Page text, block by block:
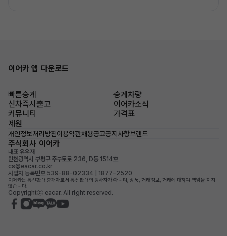
이어카 앱 다운로드
빠른승계
승계차량
신차즉시출고
이어카소식
커뮤니티
가격표
제원
개인정보처리방침이용약관채용공고공지사항브랜드
주식회사 이어카
대표 유우재
인천광역시 부평구 주부토로 236, D동 1514호
cs@eacar.co.kr
사업자 등록번호 539-88-02334 | 1877-2520
이어카는 통신판매 중개자로서 통신판매의 당사자가 아니며, 상품, 거래정보, 거래에 대하여 책임을 지지
않습니다.
Copyrightⓒ eacar. All right reserved.